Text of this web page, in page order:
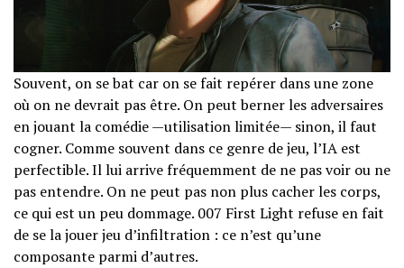
Souvent, on se bat car on se fait repérer dans une zone
où on ne devrait pas être. On peut berner les adversaires
en jouant la comédie —utilisation limitée— sinon, il faut
cogner. Comme souvent dans ce genre de jeu, l’IA est
perfectible. Il lui arrive fréquemment de ne pas voir ou ne
pas entendre. On ne peut pas non plus cacher les corps,
ce qui est un peu dommage. 007 First Light refuse en fait
de se la jouer jeu d’infiltration : ce n’est qu’une
composante parmi d’autres.